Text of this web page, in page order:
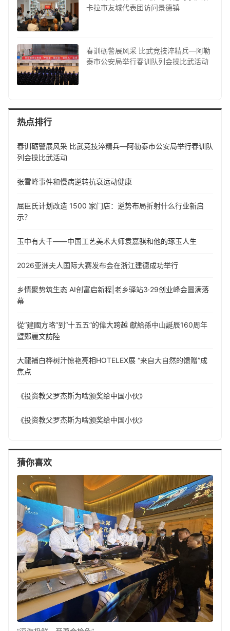
卡拉市友城代表团访问景德镇
春训砺警展风采 比武竞技淬精兵—阿勒
泰市公安局举行春训队列会操比武活动
热点排行
春训砺警展风采 比武竞技淬精兵—阿勒泰市公安局举行春训队
列会操比武活动
张雪峰事件和慢病逆转抗衰运动健康
屈臣氏计划改造 1500 家门店：逆势布局折射什么行业新启
示？
玉中有大千——中国工艺美术大师袁嘉骐和他的琢玉人生
​2026亚洲夫人国际大赛发布会在浙江建德成功举行
乡情聚势筑生态 AI创富启新程|老乡驿站3·29创业峰会圆满落
幕
從“建國方略”到“十五五”的偉大跨越 獻給孫中山誕辰160周年
暨鄭麗文訪陸
大龍補白桦树汁惊艳亮相HOTELEX展 “来自大自然的馈赠”成
焦点
《投资教父罗杰斯为啥颁奖给中国小伙》
《投资教父罗杰斯为啥颁奖给中国小伙》
猜你喜欢